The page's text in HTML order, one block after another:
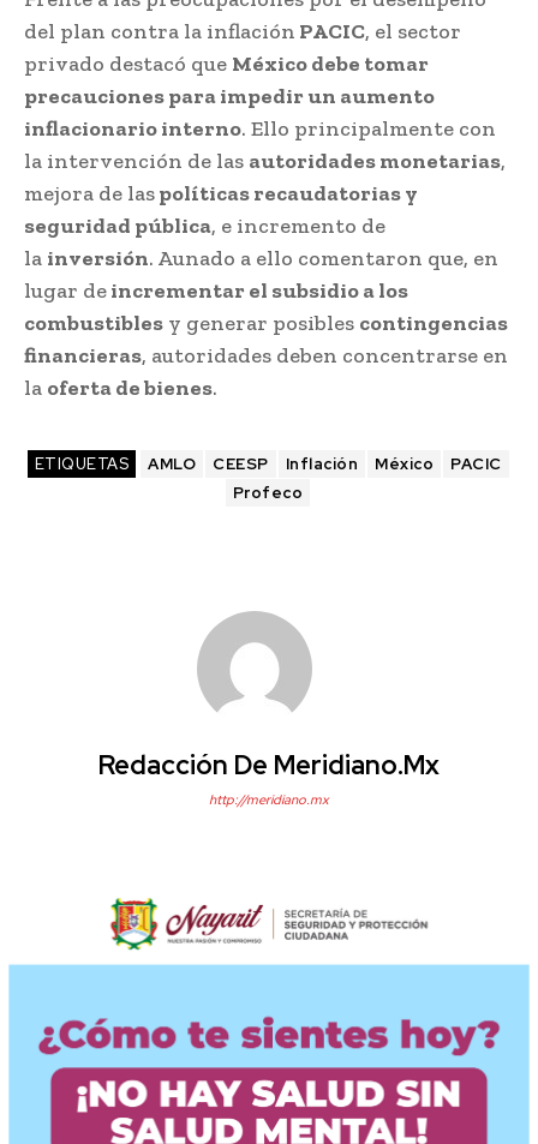
del plan contra la inflación PACIC, el sector
privado destacó que México debe tomar
precauciones para impedir un aumento
inflacionario interno. Ello principalmente con
la intervención de las autoridades monetarias,
mejora de laspolíticas recaudatorias y
seguridad pública, e incremento de
la inversión. Aunado a ello comentaron que, en
lugar deincrementar el subsidio a los
combustibles y generar posibles contingencias
financieras, autoridades deben concentrarse en
la oferta de bienes.
ETIQUETAS AMLO CEESP Inflación México
PACIC
Profeco
Redacción De Meridiano.mx
http://meridiano.mx